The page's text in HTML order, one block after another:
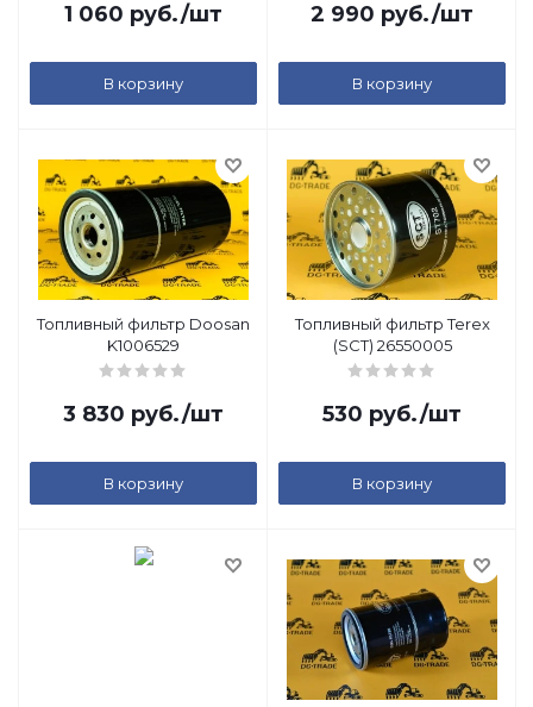
1 060 руб./шт
В корзину
2 990 руб./шт
В корзину
Топливный фильтр Doosan
K1006529
3 830 руб./шт
В корзину
Топливный фильтр Terex
(SCT) 26550005
530 руб./шт
В корзину